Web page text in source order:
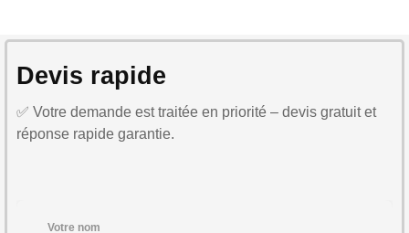
Devis rapide
✅ Votre demande est traitée en priorité – devis gratuit et
réponse rapide garantie.
Votre nom